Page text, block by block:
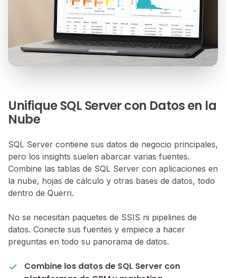
Unifique SQL Server con Datos en la
Nube
SQL Server contiene sus datos de negocio principales,
pero los insights suelen abarcar varias fuentes.
Combine las tablas de SQL Server con aplicaciones en
la nube, hojas de cálculo y otras bases de datos, todo
dentro de Querri.
No se necesitan paquetes de SSIS ni pipelines de
datos. Conecte sus fuentes y empiece a hacer
preguntas en todo su panorama de datos.
Combine los datos de SQL Server con